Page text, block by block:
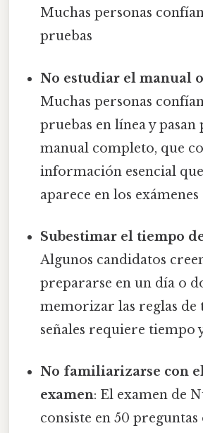
Muchas personas
pruebas
No estudiar el manual
Muchas personas
pruebas en línea y
manual completo, que
información esencial
aparece en los
Subestimar el tiempo
Algunos candidatos
prepararse en un día o
memorizar las reglas de
señales requiere tiempo
No familiarizarse con
examen: El examen de
consiste en 50